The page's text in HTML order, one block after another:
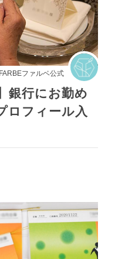
FARBEファルベ公式
銀行にお勤め
ロフィール入